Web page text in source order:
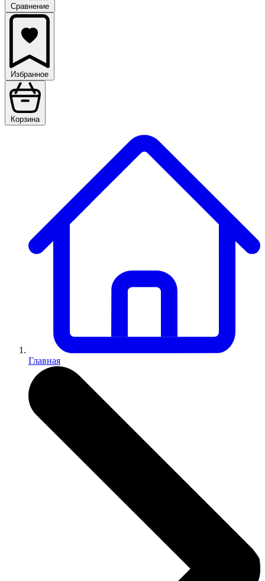
Сравнение
Избранное
Корзина
Главная